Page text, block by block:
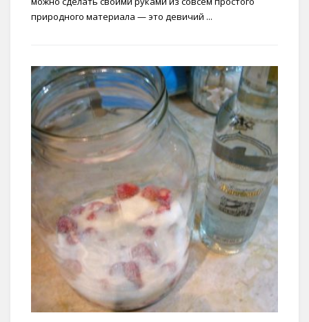
природного материала — это девичий ...